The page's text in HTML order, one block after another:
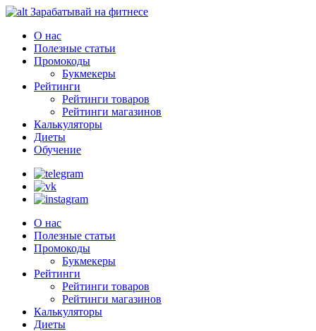
Зарабатывай на фитнесе
О нас
Полезные статьи
Промокоды
Букмекеры
Рейтинги
Рейтинги товаров
Рейтинги магазинов
Калькуляторы
Диеты
Обучение
О нас
Полезные статьи
Промокоды
Букмекеры
Рейтинги
Рейтинги товаров
Рейтинги магазинов
Калькуляторы
Диеты